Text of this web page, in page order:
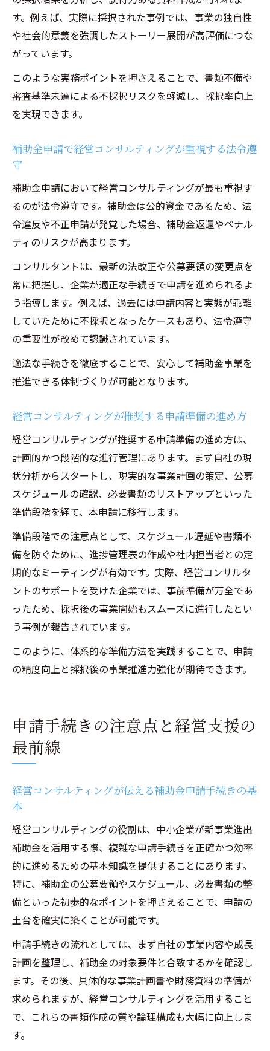
す。例えば、実際に採択された事例では、事業の独自性
や社会的意義を強調したストーリー展開が高評価につな
がっています。
このような実務ポイントを押さえることで、書類不備や
審査基準未達による不採択リスクを軽減し、採択率向上
を実現できます。
補助金申請で経営コンサルティングが重視する法令遵
守
補助金申請において経営コンサルティングが最も重視す
るのが法令遵守です。補助金は公的資金であるため、法
令違反や不正申請が発覚した場合、補助金返還やペナル
ティのリスクが高まります。
コンサルタントは、最新の法改正や公募要領の変更点を
常に把握し、企業が適正な手続きで申請を進められるよ
う指導します。例えば、過去には申請内容と実態が乖離
していたために不採択となったケースもあり、法令遵守
の重要性が改めて認識されています。
適法な手続きを徹底することで、安心して補助金事業を
推進できる体制づくりが可能となります。
経営コンサルティングが推奨する申請準備の進め方
経営コンサルティングが推奨する申請準備の進め方は、
計画的かつ段階的な進行管理にあります。まず自社の現
状分析からスタートし、現実的な事業計画の策定、公募
スケジュールの確認、必要書類のリストアップといった
準備段階を経て、本申請に移行します。
準備段階での注意点として、スケジュール遅延や書類不
備を防ぐために、進捗管理表の作成や社内担当者との定
期的なミーティングが有効です。実際、経営コンサルタ
ントのサポートを受けた企業では、事前準備が万全であ
ったため、採択後の事業開始もスムーズに進行したとい
う事例が報告されています。
このように、体系的な準備方法を実践することで、申請
の精度向上と採択後の事業推進力強化が期待できます。
申請手続きの注意点と経営支援の
最前線
経営コンサルティングが伝える補助金申請手続きの基
本
経営コンサルティングの役割は、中小企業が新事業進出
補助金を活用する際、複雑な申請手続きを正確かつ効率
的に進めるための基本知識を提供することにあります。
特に、補助金の公募要領やスケジュール、必要書類の整
備といった初歩的なポイントを押さえることで、申請の
土台を確実に築くことが可能です。
申請手続きの流れとしては、まず自社の事業内容や成長
計画を整理し、補助金の対象要件と合致するかを確認し
ます。その後、具体的な事業計画書や財務資料の準備が
求められますが、経営コンサルティングを活用すること
で、これらの書類作成の質や論理構成も大幅に向上しま
す。